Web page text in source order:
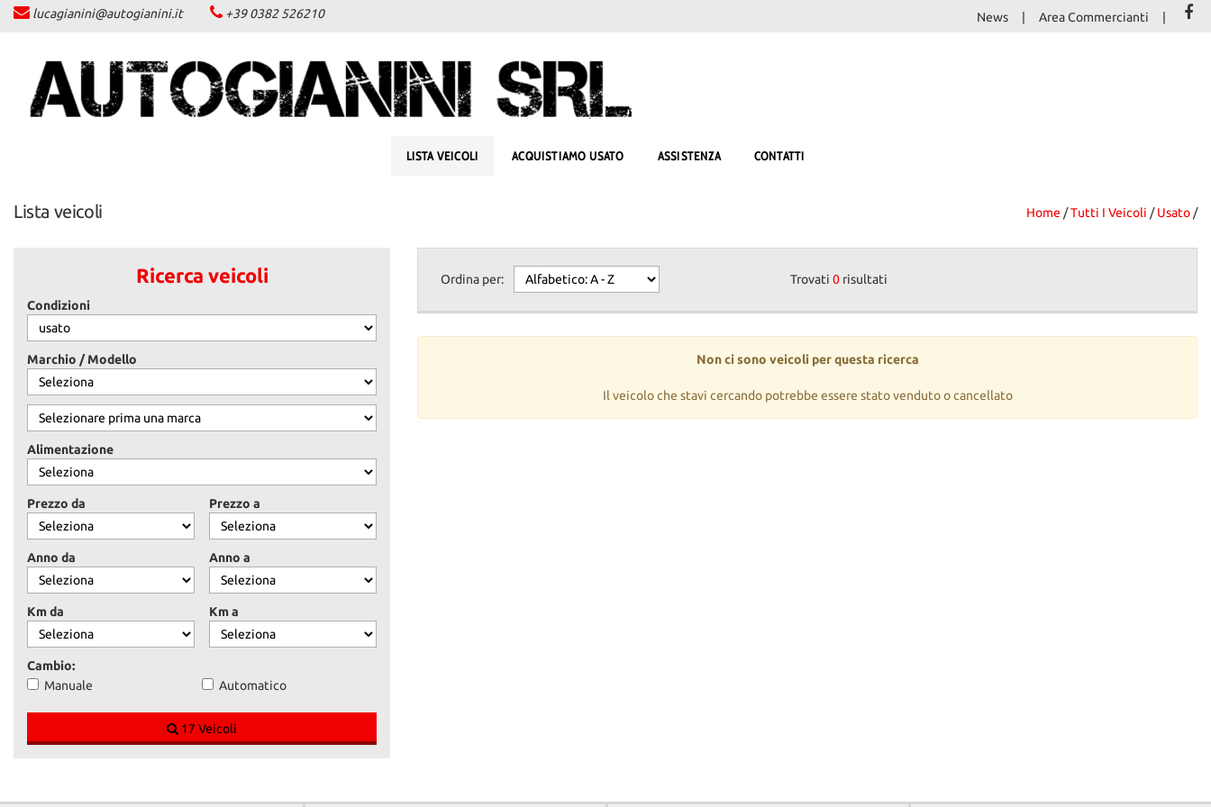
LISTA VEICOLI
ACQUISTIAMO USATO
lucagianini@autogianini.it +39 0382 526210 News Area Commercianti
LISTA VEICOLI ACQUISTIAMO USATO ASSISTENZA CONTATTI
Lista veicoli Home /Tutti I Veicoli /Usato /
Ricerca veicoli
Condizioni
Marchio / Modello
Alimentazione
Prezzo da Prezzo a
Anno da Anno a
Km da Km a
Cambio:
Manuale
Automatico
17 Veicoli
Ordina per: Trovati0 risultati
Non ci sono veicoli per questa ricerca
Il veicolo che stavi cercando potrebbe essere stato venduto o cancellato